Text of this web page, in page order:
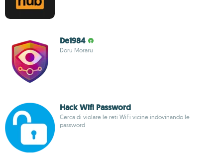
De1984
Doru Moraru
Hack Wifi Password
Cerca di violare le reti WiFi vicine indovinando le
password